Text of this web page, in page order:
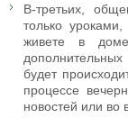
В-третьих,
только
живете в доме
будет
процессе
новостей или во